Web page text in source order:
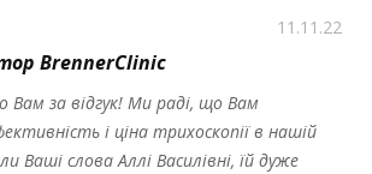
11.11.22
BrennerClinic
Вам за відгук! Ми раді, що Вам
і ціна трихоскопії в нашій
Ваші слова Аллі Василівні, їй дуже